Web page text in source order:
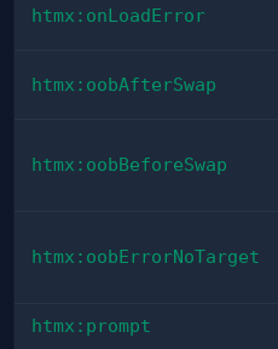
htmx:onLoadError
htmx:oobAfterSwap
htmx:oobBeforeSwap
htmx:oobErrorNoTarget
htmx:prompt